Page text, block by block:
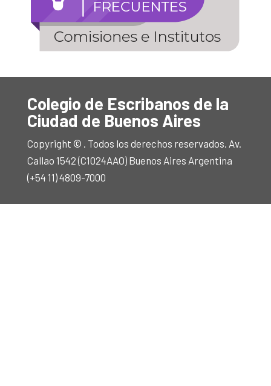
Colegio de Escribanos de la
Ciudad de Buenos Aires
Copyright © . Todos los derechos reservados. Av.
Callao 1542 (C1024AAO) Buenos Aires Argentina
(+54 11) 4809-7000